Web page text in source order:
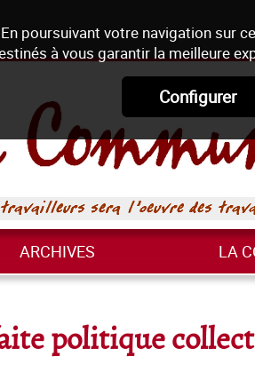
En poursuivant votre navigation sur
à vous garantir la meilleure
Configurer
ARCHIVES LA
politique